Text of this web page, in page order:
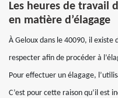
Les heures de travail
en matière d’élagage
À Geloux dans le 40090, il
respecter afin de procéder à
Pour effectuer un élagage,
C’est pour cette raison qu’il est